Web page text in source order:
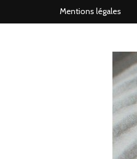
Mentions légales